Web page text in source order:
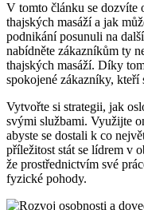
V tomto článku se dozvíte
thajských masáží a jak
podnikání posunuli na
nabídněte zákazníkům ty
thajských masáží. Díky
spokojené zákazníky, kteří
Vytvořte si strategii, jak
svými službami. Využijte
abyste se dostali k co
příležitost stát se lídrem v
že prostřednictvím své
fyzické pohody.